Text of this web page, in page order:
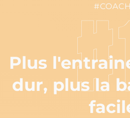
#COACH
Plus
dur, plus la